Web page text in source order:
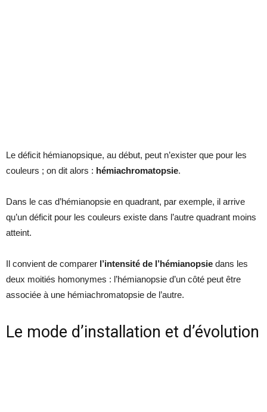
Le déficit hémianopsique, au début, peut n’exister que pour les
couleurs ; on dit alors : hémiachromatopsie.
Dans le cas d’hémianopsie en quadrant, par exemple, il arrive
qu’un déficit pour les couleurs existe dans l’autre quadrant moins
atteint.
Il convient de comparer l’intensité de l’hémianopsie dans les
deux moitiés homonymes : l’hémianopsie d’un côté peut être
associée à une hémiachromatopsie de l’autre.
Le mode d’installation et d’évolution